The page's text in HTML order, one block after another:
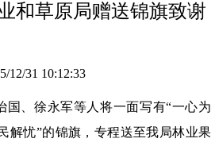
和草原局赠送锦旗致谢
12/31 10:12:33
国、徐永军等人将一面写有“一心为
解忧”的锦旗，专程送至我局林业果